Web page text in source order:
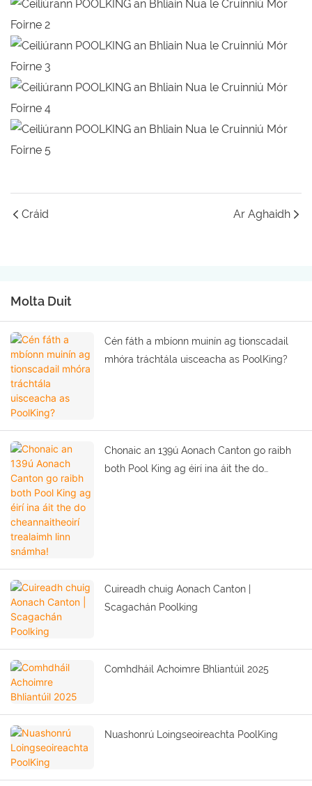
Cráid Ar Aghaidh
Molta Duit
Cén fáth a mbíonn muinín ag tionscadail
mhóra tráchtála uisceacha as PoolKing?
Chonaic an 139ú Aonach Canton go raibh
both Pool King ag éirí ina áit the do
Cuireadh chuig Aonach Canton |
Scagachán Poolking
Comhdháil Achoimre Bhliantúil 2025
Nuashonrú Loingseoireachta PoolKing